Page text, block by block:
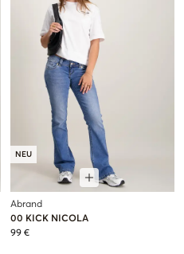
NEU
Abrand
00 KICK NICOLA
99 €